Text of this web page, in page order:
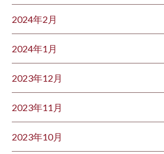
2024年2月
2024年1月
2023年12月
2023年11月
2023年10月